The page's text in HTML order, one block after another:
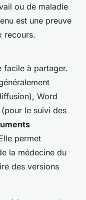
ou de maladie
est une preuve
recours.
facile à partager.
Word
le suivi des
permet
la médecine du
des versions